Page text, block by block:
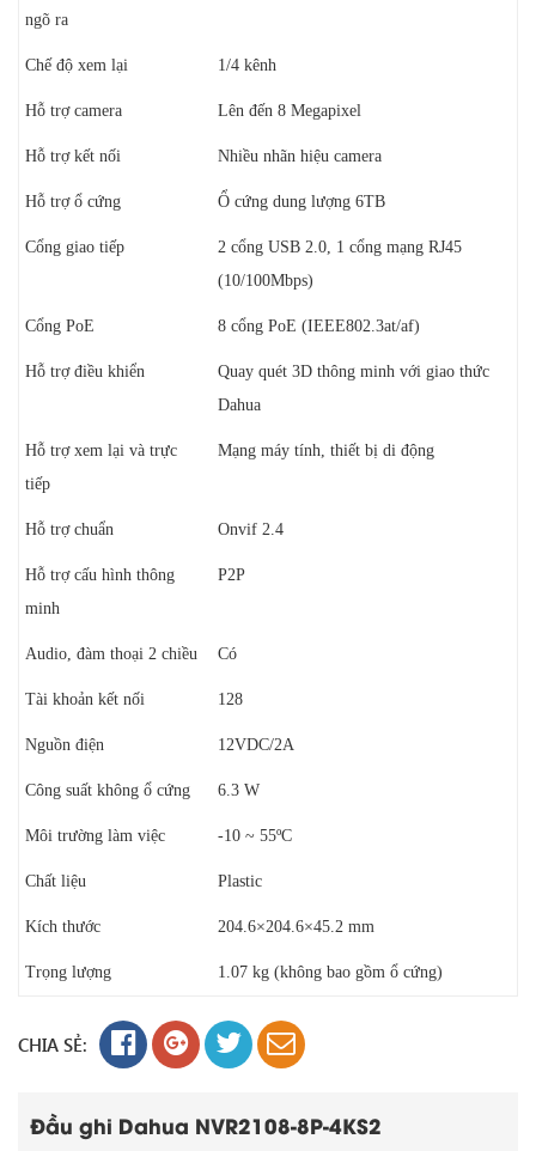
ngõ ra
Chế độ xem lại 1/4 kênh
Hỗ trợ camera Lên đến 8 Megapixel
Hỗ trợ kết nối Nhiều nhãn hiệu camera
Hỗ trợ ổ cứng Ổ cứng dung lượng 6TB
Cổng giao tiếp
2 cổng USB 2.0, 1 cổng mạng RJ45
(10/100Mbps)
Cổng PoE 8 cổng PoE (IEEE802.3at/af)
Hỗ trợ điều khiển
Quay quét 3D thông minh với giao thức
Dahua
Hỗ trợ xem lại và trực
tiếp
Mạng máy tính, thiết bị di động
Hỗ trợ chuẩn Onvif 2.4
Hỗ trợ cấu hình thông
minh
P2P
Audio, đàm thoại 2 chiều Có
Tài khoản kết nối 128
Nguồn điện 12VDC/2A
Công suất không ổ cứng 6.3 W
Môi trường làm việc -10 ~ 55ºC
Chất liệu Plastic
Kích thước 204.6×204.6×45.2 mm
Trọng lượng 1.07 kg (không bao gồm ổ cứng)
CHIA SẺ:
Đầu ghi Dahua NVR2108-8P-4KS2